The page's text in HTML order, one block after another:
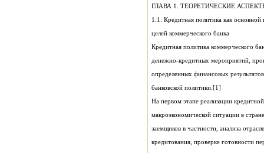
ГЛАВА 1. ТЕОРЕТИЧЕСКИЕ
1.1. Кредитная политика как
целей коммерческого банка
банковской политики.[1]